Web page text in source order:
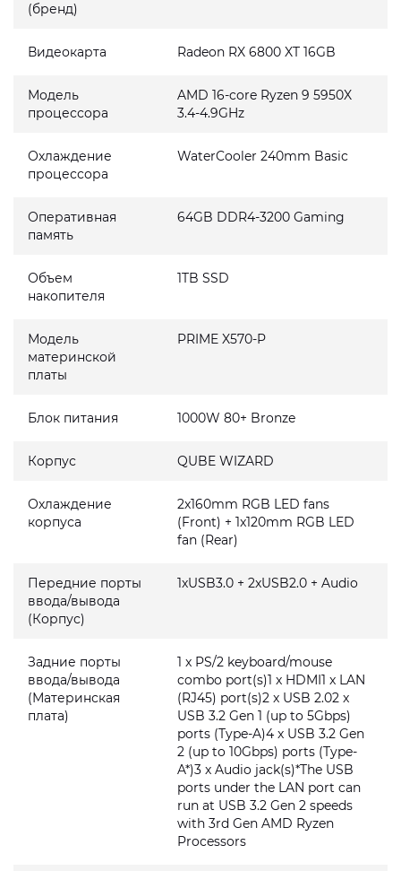
(бренд)
Видеокарта Radeon RX 6800 XT 16GB
Модель
процессора
AMD 16-core Ryzen 9 5950X
3.4-4.9GHz
Охлаждение
процессора
WaterCooler 240mm Basic
Оперативная
память
64GB DDR4-3200 Gaming
Объем
накопителя
1TB SSD
Модель
материнской
платы
PRIME X570-P
Блок питания 1000W 80+ Bronze
Корпус QUBE WIZARD
Охлаждение
корпуса
2x160mm RGB LED fans
(Front) + 1x120mm RGB LED
fan (Rear)
Передние порты
ввода/вывода
(Корпус)
1xUSB3.0 + 2xUSB2.0 + Audio
Задние порты
ввода/вывода
(Материнская
плата)
1 x PS/2 keyboard/mouse
combo port(s)1 x HDMI1 x LAN
(RJ45) port(s)2 x USB 2.02 x
USB 3.2 Gen 1 (up to 5Gbps)
ports (Type-A)4 x USB 3.2 Gen
2 (up to 10Gbps) ports (Type-
A*)3 x Audio jack(s)*The USB
ports under the LAN port can
run at USB 3.2 Gen 2 speeds
with 3rd Gen AMD Ryzen
Processors